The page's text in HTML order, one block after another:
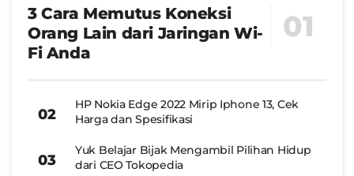
3 Cara Memutus Koneksi
Orang Lain dari Jaringan Wi-
Fi Anda
HP Nokia Edge 2022 Mirip Iphone 13, Cek
Harga dan Spesifikasi
Yuk Belajar Bijak Mengambil Pilihan Hidup
dari CEO Tokopedia